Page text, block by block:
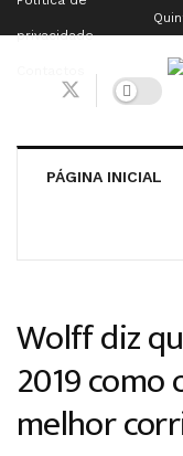
privacidade
PÁGINA INICIAL
Wolff diz
2019 como
melhor